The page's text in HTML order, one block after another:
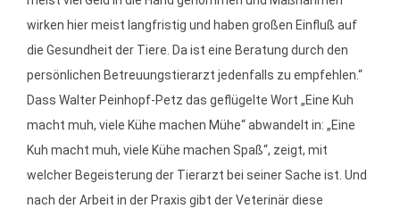
wirken hier meist langfristig und haben großen Einfluß auf
die Gesundheit der Tiere. Da ist eine Beratung durch den
persönlichen Betreuungstierarzt jedenfalls zu empfehlen.“
Dass Walter Peinhopf-Petz das geflügelte Wort „Eine Kuh
macht muh, viele Kühe machen Mühe“ abwandelt in: „Eine
Kuh macht muh, viele Kühe machen Spaß“, zeigt, mit
welcher Begeisterung der Tierarzt bei seiner Sache ist. Und
nach der Arbeit in der Praxis gibt der Veterinär diese